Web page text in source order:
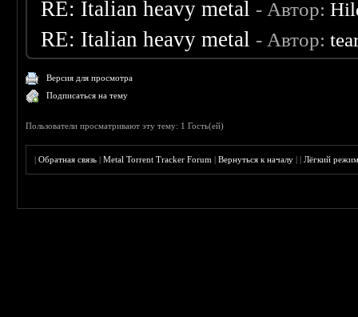
RE: Italian heavy metal - Автор:
RE: Italian heavy metal - Автор:
Версия для просмотра
Подписаться на тему
Пользователи просматривают эту тему: 1 Гость(ей)
|Обратная связь |Metal Torrent Tracker Forum |Вернуться к началу ||Лёгкий